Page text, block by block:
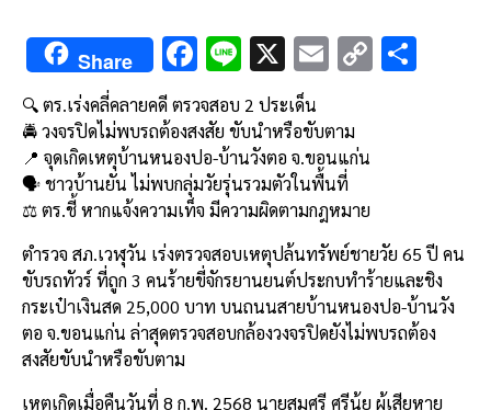
Share F
ac
e
b
o
o
k
Li
n
e
X E
ai
l
C
🔍 ตร.เร่งคลี่คลายคดี ตรวจสอบ 2 ประเด็น
🚔 วงจรปิดไม่พบรถต้องสงสัย ขับนำหรือขับตาม
📍 จุดเกิดเหตุบ้านหนองปอ-บ้านวังตอ จ.ขอนแก่น
🗣️ ชาวบ้านยัน ไม่พบกลุ่มวัยรุ่นรวมตัวในพื้นที่
⚖️ ตร.ชี้ หากแจ้งความเท็จ มีความผิดตามกฎหมาย
ตำรวจ สภ.เวฬุวัน เร่งตรวจสอบเหตุปล้นทรัพย์ชายวัย 65 ปี คน
ขับรถทัวร์ ที่ถูก 3 คนร้ายขี่จักรยานยนต์ประกบทำร้ายและชิง
กระเป๋าเงินสด 25,000 บาท บนถนนสายบ้านหนองปอ-บ้านวัง
ตอ จ.ขอนแก่น ล่าสุดตรวจสอบกล้องวงจรปิดยังไม่พบรถต้อง
สงสัยขับนำหรือขับตาม
เหตุเกิดเมื่อคืนวันที่ 8 ก.พ. 2568 นายสมศรี ศรีนุ้ย ผู้เสียหาย